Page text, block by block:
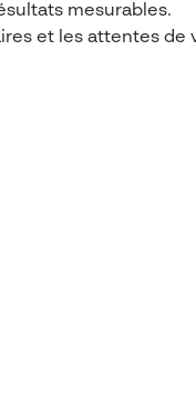
mesurables.
et les attentes de